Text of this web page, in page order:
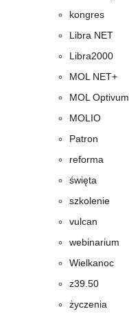
kongres
Libra NET
Libra2000
MOL NET+
MOL Optivum
MOLIO
Patron
reforma
święta
szkolenie
vulcan
webinarium
Wielkanoc
z39.50
życzenia